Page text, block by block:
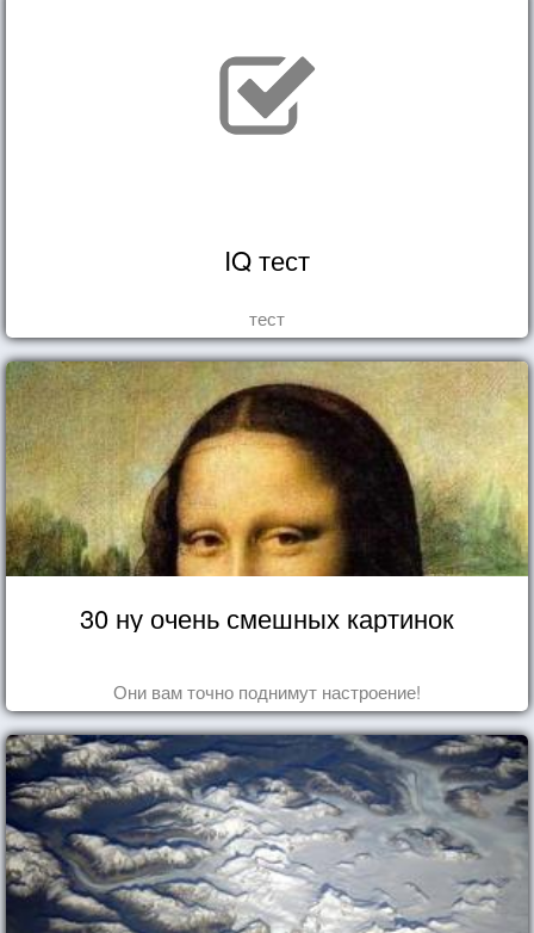
IQ тест
тест
30 ну очень смешных картинок
Они вам точно поднимут настроение!